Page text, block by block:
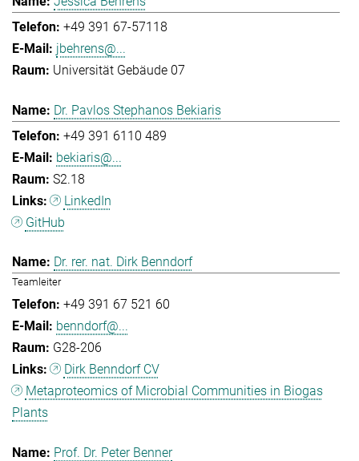
+49 391 67-57118
jbehrens@...
Universität Gebäude 07
Dr. Pavlos Stephanos Bekiaris
+49 391 6110 489
bekiaris@...
S2.18
LinkedIn
GitHub
Dr. rer. nat. Dirk Benndorf
Teamleiter
+49 391 67 521 60
benndorf@...
G28-206
Dirk Benndorf CV
Metaproteomics of Microbial Communities in Biogas
Plants
Prof. Dr. Peter Benner